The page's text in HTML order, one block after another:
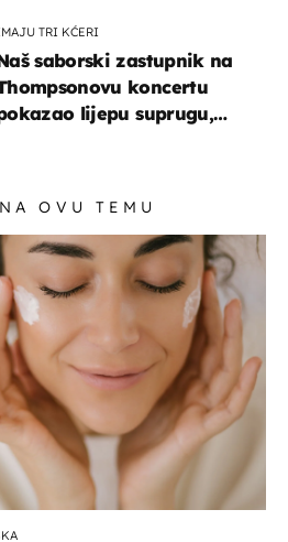
TRI KĆERI
saborski zastupnik na
koncertu
lijepu suprugu,
NA OVU TEMU